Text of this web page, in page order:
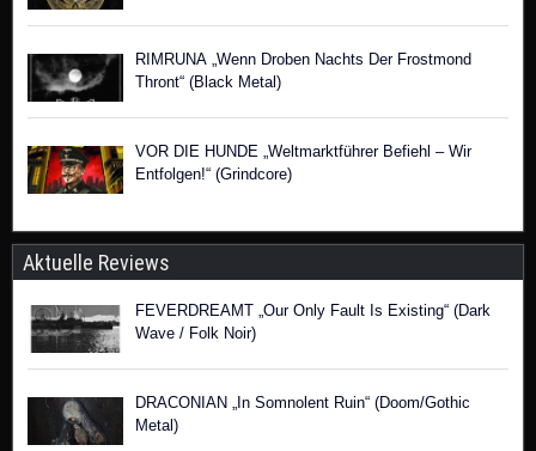
RIMRUNA „Wenn Droben Nachts Der Frostmond
Thront“ (Black Metal)
VOR DIE HUNDE „Weltmarktführer Befiehl – Wir
Entfolgen!“ (Grindcore)
Aktuelle Reviews
FEVERDREAMT „Our Only Fault Is Existing“ (Dark
Wave / Folk Noir)
DRACONIAN „In Somnolent Ruin“ (Doom/Gothic
Metal)